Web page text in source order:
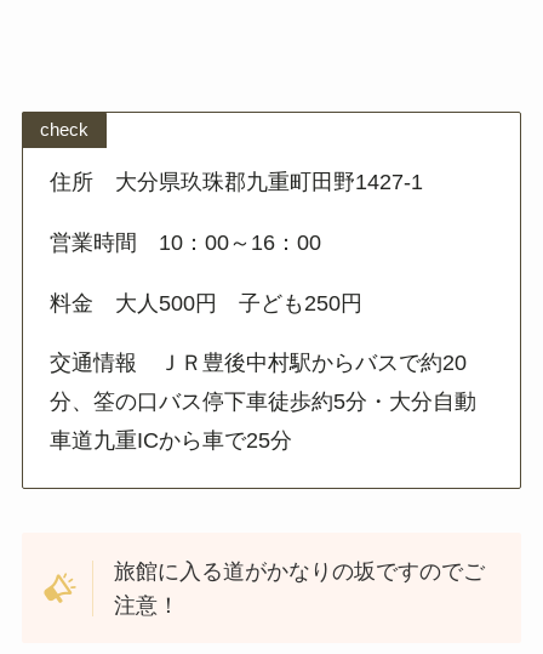
check
住所 大分県玖珠郡九重町田野1427-1
営業時間 10：00～16：00
料金 大人500円 子ども250円
交通情報 ＪＲ豊後中村駅からバスで約20
分、筌の口バス停下車徒歩約5分・大分自動
車道九重ICから車で25分
旅館に入る道がかなりの坂ですのでご
注意！